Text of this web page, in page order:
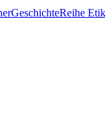
GeschichteReihe